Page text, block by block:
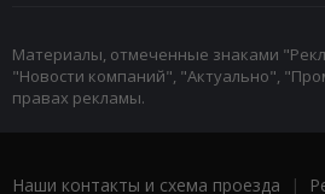
Материалы, отмеченные знаками
"Новости компаний", "Актуально",
правах рекламы.
Наши контакты и схема проезда |